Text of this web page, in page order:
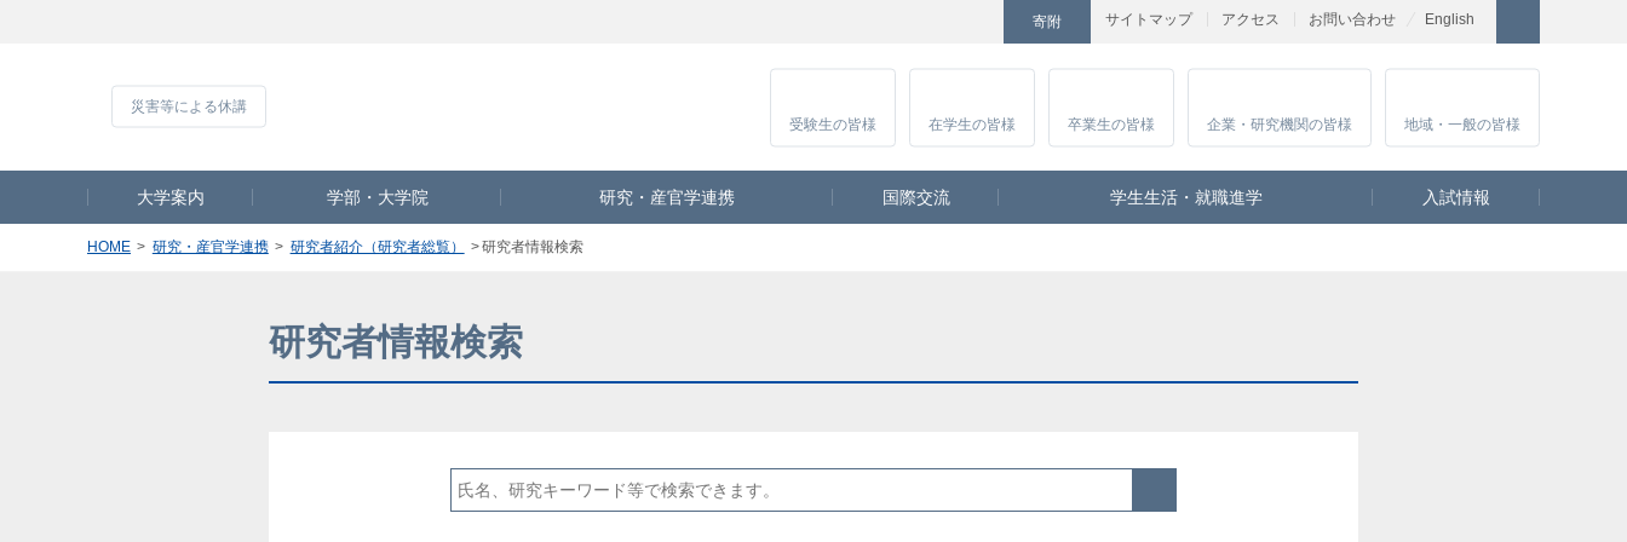
サイトマップ アクセス お問い合わせ
寄附 English
Instagram
受験生の皆様 在学生の皆様 卒業生の皆様 企業・研究機関の皆様 地域・一般の皆様
大学案内 学部・大学院 研究・産官学連携 国際交流 学生生活・就職進学 入試情報
HOME 研究・産官学連携 研究者紹介（研究者総覧） 研究者情報検索
研究者情報検索